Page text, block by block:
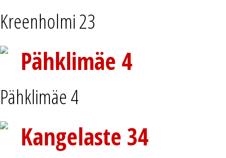
Kreenholmi 23
Pähklimäe 4
Pähklimäe 4
Kangelaste 34